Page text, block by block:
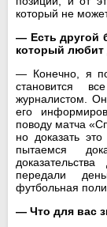
который не
— Есть другой
который любит
— Конечно, я
становится
журналистом.
его
поводу матча
но доказать
пытаемся
передали
футбольная
— Что для вас